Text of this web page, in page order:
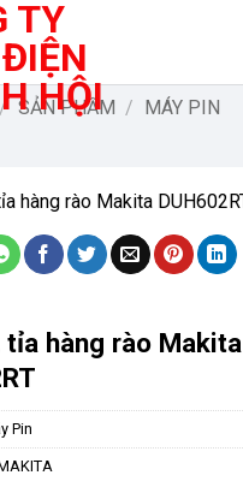
SẢN PHẨM / MÁY PIN
tỉa hàng rào Makita
Pin